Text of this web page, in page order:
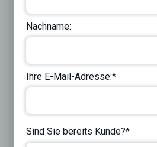
Nachname:
Ihre E-Mail-Adresse:*
Sind Sie bereits Kunde?*